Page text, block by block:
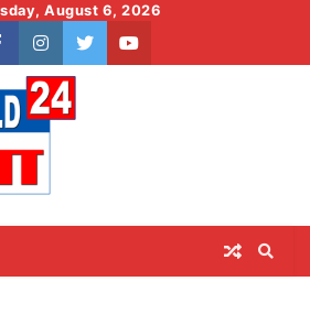
August 6, 2026
instagram
twitteryoutube